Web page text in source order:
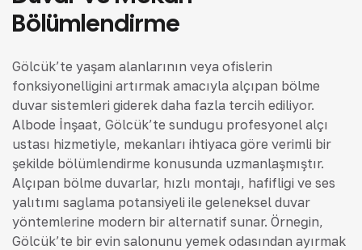
Bölümlendirme
Gölcük’te yaşam alanlarının veya ofislerin
fonksiyonelliğini artırmak amacıyla alçıpan bölme
duvar sistemleri giderek daha fazla tercih ediliyor.
Albode İnşaat, Gölcük’te sunduğu profesyonel alçı
ustası hizmetiyle, mekanları ihtiyaca göre verimli bir
şekilde bölümlendirme konusunda uzmanlaşmıştır.
Alçıpan bölme duvarlar, hızlı montajı, hafifliği ve ses
yalıtımı sağlama potansiyeli ile geleneksel duvar
yöntemlerine modern bir alternatif sunar. Örneğin,
Gölcük’te bir evin salonunu yemek odasından ayırmak